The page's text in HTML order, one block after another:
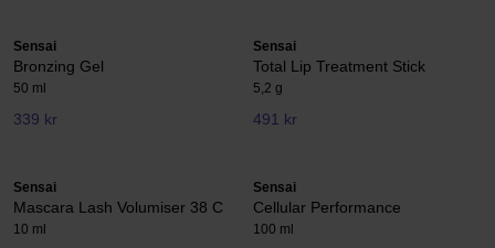
Sensai
Bronzing Gel
50 ml
339 kr
Sensai
Total Lip Treatment Stick
5,2 g
491 kr
Sensai
Mascara Lash Volumiser 38 C
10 ml
Sensai
Cellular Performance
100 ml